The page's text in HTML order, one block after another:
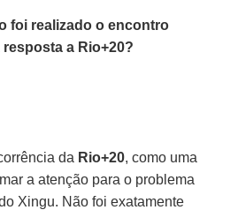
foi realizado o encontro
a Rio+20?
da Rio+20, como uma
a atenção para o problema
Xingu. Não foi exatamente